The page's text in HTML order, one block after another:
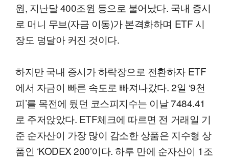
원, 지난달 400조원 등으로 불어났다. 국내 증시
로 머니 무브(자금 이동)가 본격화하며 ETF 시
장도 덩달아 커진 것이다.
하지만 국내 증시가 하락장으로 전환하자 ETF
에서 자금이 빠른 속도로 빠져나갔다. 2일 ‘9천
피’를 목전에 뒀던 코스피지수는 이날 7484.41
로 주저앉았다. ETF체크에 따르면 전 거래일 기
준 순자산이 가장 많이 감소한 상품은 지수형 상
품인 ‘KODEX 200’이다. 하루 만에 순자산이 1조